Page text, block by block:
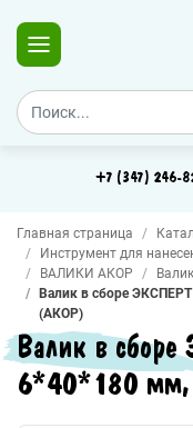
+7 (347) 246-
Главная страница
Инструмент для
ВАЛИКИ АКОР
Валик в сборе
(АКОР)
Валик в сборе
6*40*180 мм,